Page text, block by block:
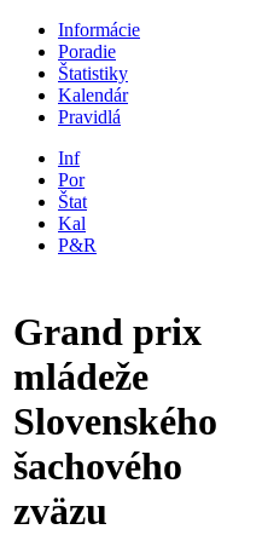
Informácie
Poradie
Štatistiky
Kalendár
Pravidlá
Inf
Por
Štat
Kal
P&R
Grand prix
mládeže
Slovenského
šachového
zväzu